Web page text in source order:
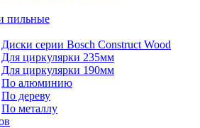
пильные
Диски серии Bosch Construct Wood
Для циркулярки 235мм
Для циркулярки 190мм
По алюминию
По дереву
По металлу